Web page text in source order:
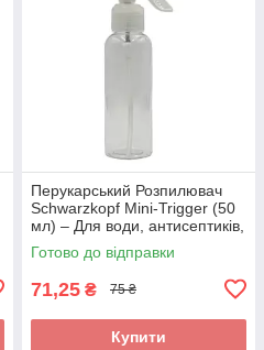
Перукарський Розпилювач
Schwarzkopf Mini-Trigger (50
мл) – Для води, антисептиків,
дрібнодисперсний. Арт
456457
Готово до відправки
71,25 ₴ 75 ₴
Купити